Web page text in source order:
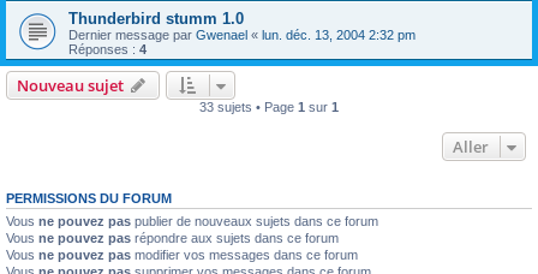
Thunderbird stumm 1.0
Dernier message par Gwenael « lun. déc. 13, 2004 2:32 pm
Réponses : 4
Nouveau sujet
33 sujets • Page 1 sur 1
Aller
PERMISSIONS DU FORUM
Vous ne pouvez pas publier de nouveaux sujets dans ce forum
Vous ne pouvez pas répondre aux sujets dans ce forum
Vous ne pouvez pas modifier vos messages dans ce forum